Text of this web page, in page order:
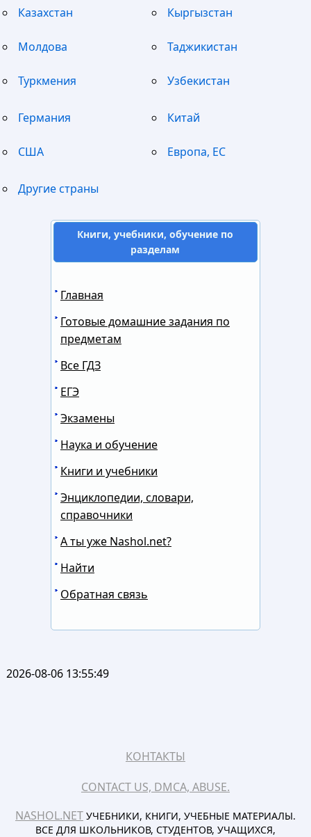
Казахстан Кыргызстан
Молдова Таджикистан
Туркмения Узбекистан
Германия Китай
США Европа, ЕС
Другие страны
Книги, учебники, обучение по
разделам
Главная
Готовые домашние задания по
предметам
Все ГДЗ
ЕГЭ
Экзамены
Наука и обучение
Книги и учебники
Энциклопедии, словари,
справочники
А ты уже Nashol.net?
Найти
Обратная связь
2026-08-06 13:55:49
КОНТАКТЫ
CONTACT US, DMCA, ABUSE.
NASHOL.NETУЧЕБНИКИ, КНИГИ, УЧЕБНЫЕ МАТЕРИАЛЫ.
ВСЕ ДЛЯ ШКОЛЬНИКОВ, СТУДЕНТОВ, УЧАЩИХСЯ,